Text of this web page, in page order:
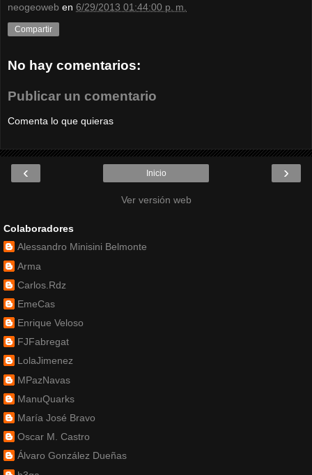
neogeoweb en 6/29/2013 01:44:00 p. m.
Compartir
No hay comentarios:
Publicar un comentario
Comenta lo que quieras
‹ ›
Inicio
Ver versión web
Colaboradores
Alessandro Minisini Belmonte
Arma
Carlos.Rdz
EmeCas
Enrique Veloso
FJFabregat
LolaJimenez
MPazNavas
ManuQuarks
María José Bravo
Oscar M. Castro
Álvaro González Dueñas